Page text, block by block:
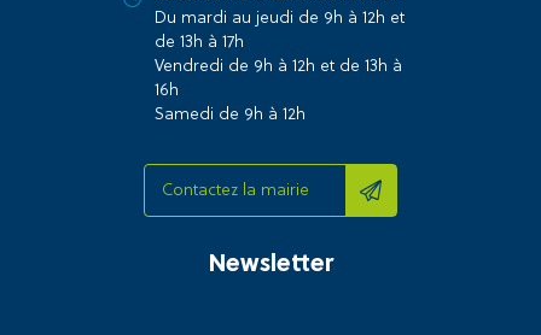
Du mardi au jeudi de 9h à 12h et
de 13h à 17h
Vendredi de 9h à 12h et de 13h à
16h
Samedi de 9h à 12h
Contactez la mairie
Newsletter